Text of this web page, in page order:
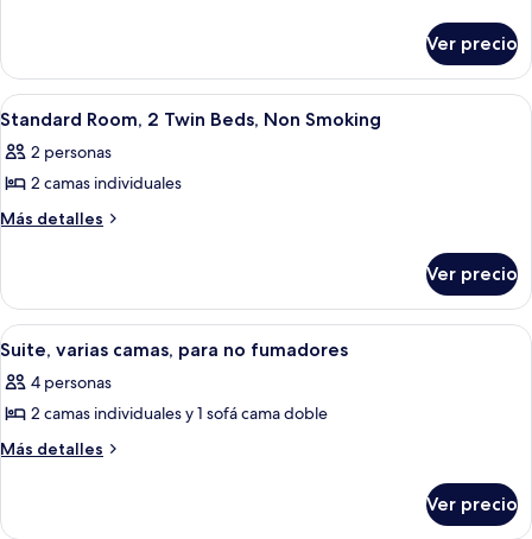
no
fumadores
familiar,
para
no
Ver precio
Abrir
todas
las
fotos
de
2
Twin
Beds,
Non
Smoking
Caja de seguridad en la habitación y
6
Standard Room, 2 Twin Beds, Non Smoking
2 personas
2 camas individuales
Más detalles
Más
Room,
Twin
Non
Smoking
Ver precio
Abrir
todas
las
fotos
de
camas,
Una habitación de hotel con dos
14
Suite, varias camas, para no fumadores
4 personas
2 camas individuales y 1 sofá cama doble
Más detalles
Más
varias
Ver precio